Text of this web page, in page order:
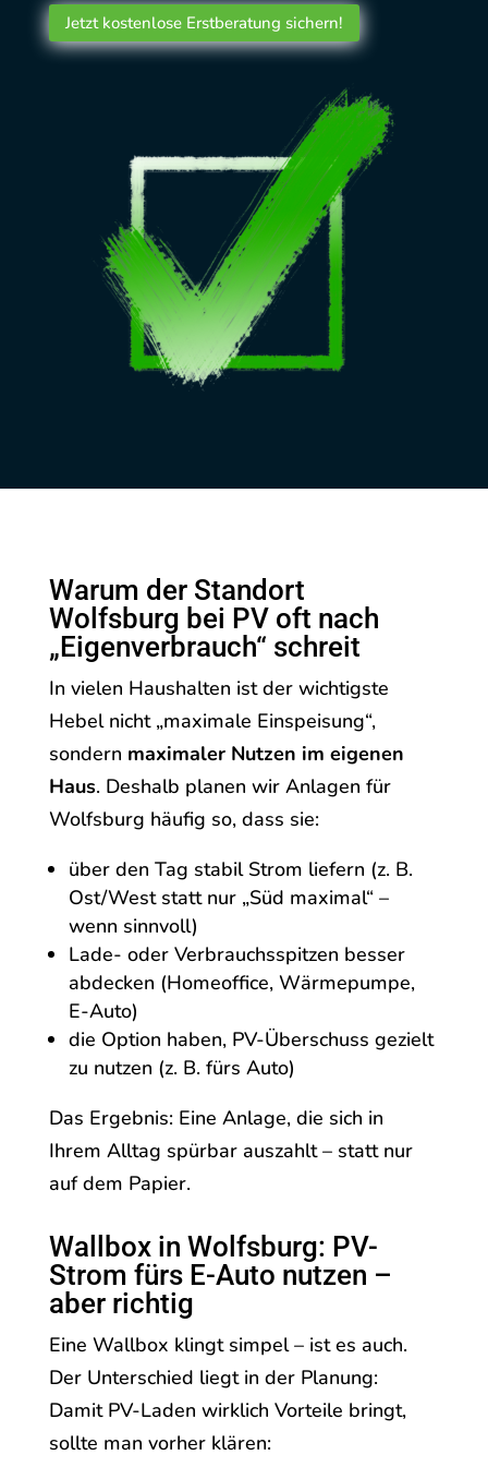
Jetzt kostenlose Erstberatung sichern!
Warum der Standort
Wolfsburg bei PV oft nach
„Eigenverbrauch“ schreit
In vielen Haushalten ist der wichtigste
Hebel nicht „maximale Einspeisung“,
sondern maximaler Nutzen im eigenen
Haus. Deshalb planen wir Anlagen für
Wolfsburg häufig so, dass sie:
über den Tag stabil Strom liefern (z. B.
Ost/West statt nur „Süd maximal“ –
wenn sinnvoll)
Lade- oder Verbrauchsspitzen besser
abdecken (Homeoffice, Wärmepumpe,
E-Auto)
die Option haben, PV-Überschuss gezielt
zu nutzen (z. B. fürs Auto)
Das Ergebnis: Eine Anlage, die sich in
Ihrem Alltag spürbar auszahlt – statt nur
auf dem Papier.
Wallbox in Wolfsburg: PV-
Strom fürs E-Auto nutzen –
aber richtig
Eine Wallbox klingt simpel – ist es auch.
Der Unterschied liegt in der Planung:
Damit PV-Laden wirklich Vorteile bringt,
sollte man vorher klären: